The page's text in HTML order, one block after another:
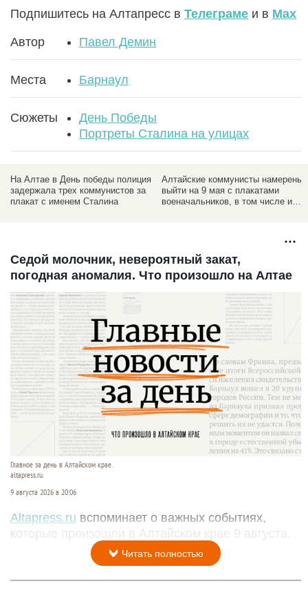
Подпишитесь на Алтапресс в Телеграме и в Max
Автор Павел Демин
Места Барнаул
Сюжеты
День Победы
Портреты Сталина на улицах
полиция
за
Алтайские коммунисты намерены
выйти на 9 мая с плакатами
военачальников, в том числе и
Коммунистам
размещении
улицах Барнаула
Седой молочник, невероятный закат,
погодная аномалия. Что произошло на Алтае
Главное за день в Алтайском крае.
altapress.ru.
9 августа 2026 в 20:06
Altapress.ru вспоминает о важных событиях,
которые произошли в Алтайском крае 9 августа.
Читать полностью